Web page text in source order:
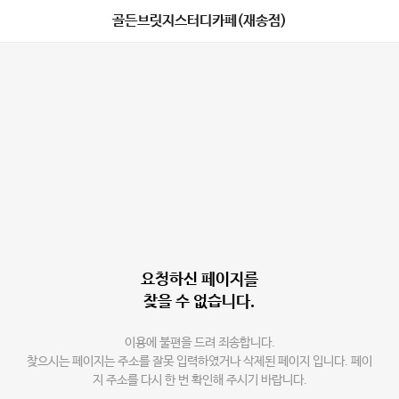
골든브릿지스터디카페(재송점)
요청하신 페이지를
찾을 수 없습니다.
이용에 불편을 드려 죄송합니다.
찾으시는 페이지는 주소를 잘못 입력하였거나 삭제된 페이지 입니다. 페이
지 주소를 다시 한 번 확인해 주시기 바랍니다.